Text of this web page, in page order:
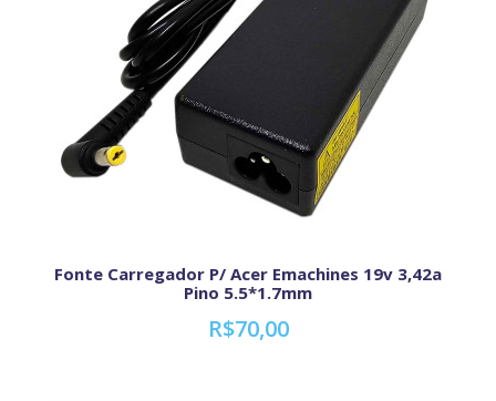
Fonte Carregador P/ Acer Emachines 19v 3,42a
Pino 5.5*1.7mm
R$70,00